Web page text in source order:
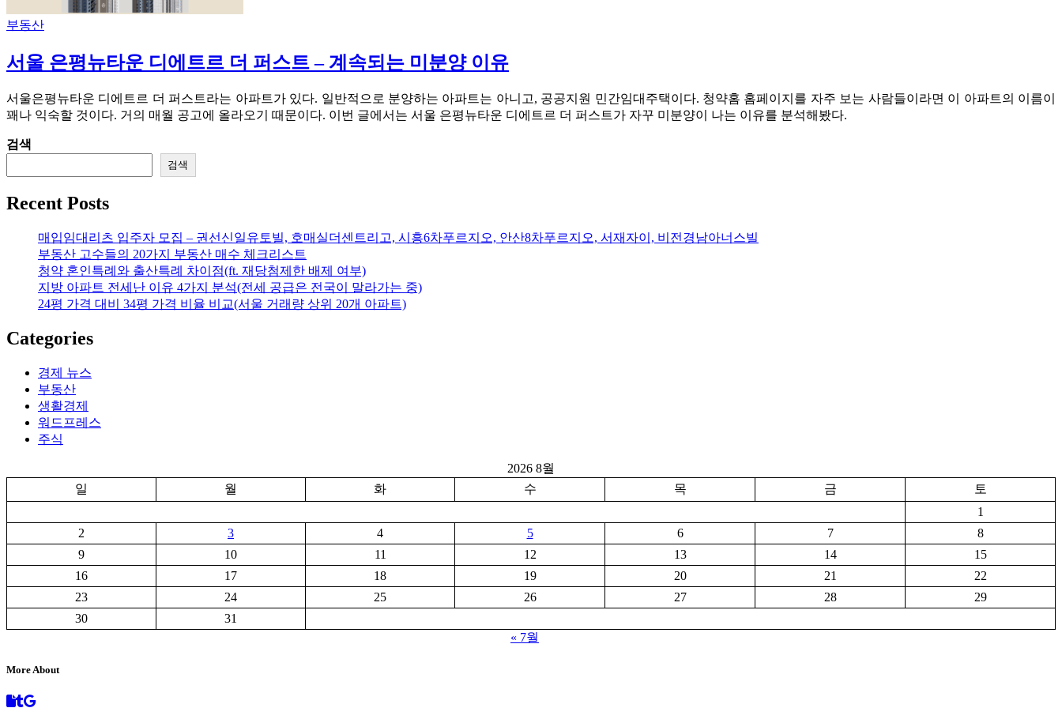
부동산
서울 은평뉴타운 디에트르 더 퍼스트 – 계속되는 미분양 이유
서울은평뉴타운 디에트르 더 퍼스트라는 아파트가 있다. 일반적으로 분양하는 아파트는 아니고, 공공지원 민간임대주택이다. 청약홈 홈페이지를 자주 보는 사람들이라면 이 아파트의 이름이
꽤나 익숙할 것이다. 거의 매월 공고에 올라오기 때문이다. 이번 글에서는 서울 은평뉴타운 디에트르 더 퍼스트가 자꾸 미분양이 나는 이유를 분석해봤다.
검색
검색
Recent Posts
매입임대리츠 입주자 모집 – 권선신일유토빌, 호매실더센트리고, 시흥6차푸르지오, 안산8차푸르지오, 서재자이, 비전경남아너스빌
부동산 고수들의 20가지 부동산 매수 체크리스트
청약 혼인특례와 출산특례 차이점(ft. 재당첨제한 배제 여부)
지방 아파트 전세난 이유 4가지 분석(전세 공급은 전국이 말라가는 중)
24평 가격 대비 34평 가격 비율 비교(서울 거래량 상위 20개 아파트)
Categories
경제 뉴스
부동산
생활경제
워드프레스
주식
2026 8월
일
월 화 수 목 금
토
1
2
3 4 5 6 7
8
9
10 11 12 13 14
15
16
17 18 19 20 21
22
23
24 25 26 27 28
29
30
31
« 7월
More About